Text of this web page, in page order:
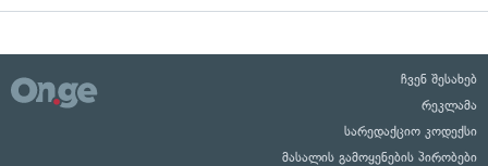
ჩვენ შესახებ
რეკლამა
სარედაქციო კოდექსი
მასალის გამოყენების პირობები